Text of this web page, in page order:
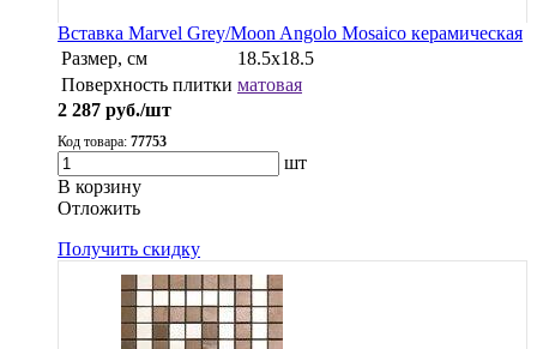
Вставка Marvel Grey/Moon Angolo Mosaico керамическая
Размер, см
18.5x18.5
Поверхность плитки матовая
2 287 руб./шт
Код товара: 77753
шт
В корзину
Oтложить
Получить скидку